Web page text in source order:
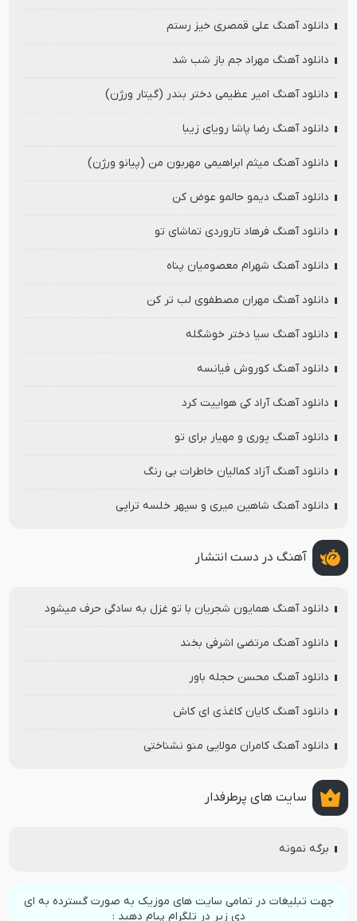
دانلود آهنگ علی قمصری خیز رستم
دانلود آهنگ مهراد جم باز شب شد
دانلود آهنگ امیر عظیمی دختر بندر (گیتار ورژن)
دانلود آهنگ رضا پاشا رویای زیبا
دانلود آهنگ میثم ابراهیمی مهربون من (پیانو ورژن)
دانلود آهنگ دیمو حالمو عوض کن
دانلود آهنگ فرهاد تاروردی تماشای تو
دانلود آهنگ شهرام معصومیان پناه
دانلود آهنگ مهران مصطفوی لب تر کن
دانلود آهنگ سیا دختر خوشگله
دانلود آهنگ کوروش فیانسه
دانلود آهنگ آراد کی هواییت کرد
دانلود آهنگ پوری و مهیار برای تو
دانلود آهنگ آزاد کمالیان خاطرات بی رنگ
دانلود آهنگ شاهین میری و سپهر خلسه تراپی
آهنگ در دست انتشار
دانلود آهنگ همایون شجریان با تو غزل به سادگی حرف میشود
دانلود آهنگ مرتضی اشرفی بخند
دانلود آهنگ محسن حجله باور
دانلود آهنگ کایان کاغذی ای کاش
دانلود آهنگ کامران مولایی منو نشناختی
سایت های پرطرفدار
برگه نمونه
جهت تبلیغات در تمامی سایت های موزیک به صورت گسترده به ای
دی زیر در تلگرام پیام دهید :